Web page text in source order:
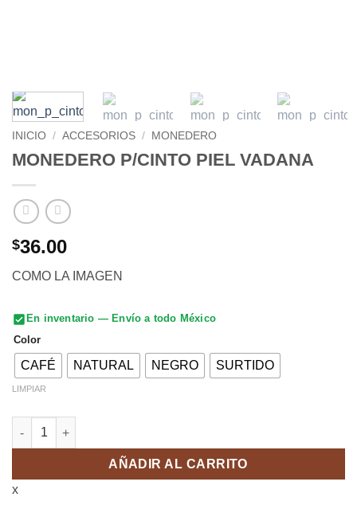
INICIO / ACCESORIOS / MONEDERO
MONEDERO P/CINTO PIEL VADANA
$36.00
COMO LA IMAGEN
En inventario — Envío a todo México
Color
CAFÉ NATURAL NEGRO SURTIDO
LIMPIAR
MONEDERO P/CINTO PIEL VADANA cantidad
AÑADIR AL CARRITO
x